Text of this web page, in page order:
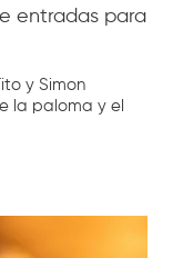
entradas para
y Simon
la paloma y el